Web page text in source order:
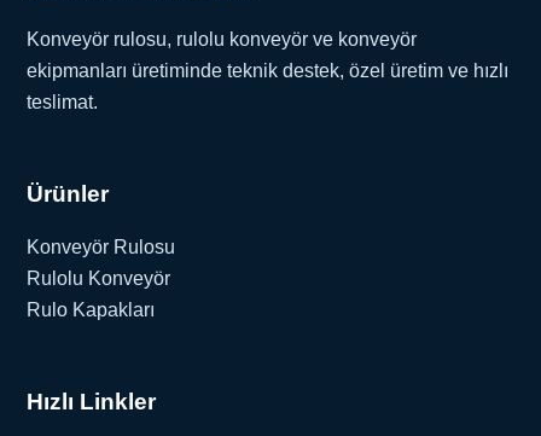
Konveyör rulosu, rulolu konveyör ve konveyör
ekipmanları üretiminde teknik destek, özel üretim ve hızlı
teslimat.
Ürünler
Konveyör Rulosu
Rulolu Konveyör
Rulo Kapakları
Hızlı Linkler